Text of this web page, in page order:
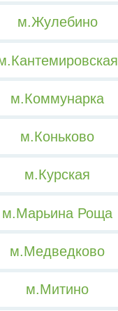
м.Жулебино
м.Коммунарка
м.Коньково
м.Курская
м.Марьина Роща
м.Медведково
м.Митино